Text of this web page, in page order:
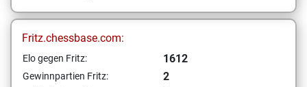
Fritz.chessbase.com:
Elo gegen Fritz: 1612
Gewinnpartien Fritz: 2